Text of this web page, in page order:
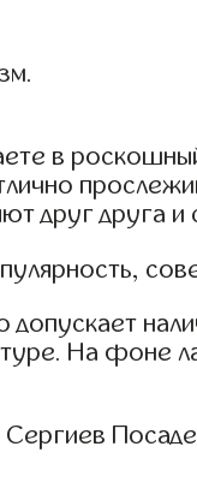
в
друг друга и
допускает
На фоне
Сергиев